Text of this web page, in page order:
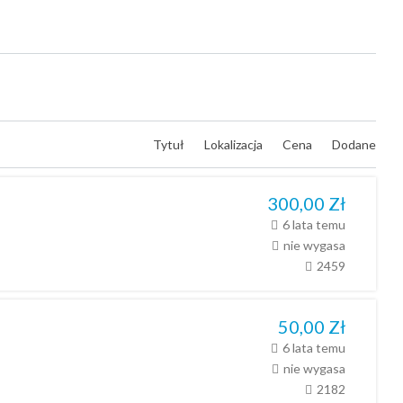
Tytuł Lokalizacja Cena Dodane
300,00 Zł
6 lata temu
nie wygasa
2459
50,00 Zł
6 lata temu
nie wygasa
2182